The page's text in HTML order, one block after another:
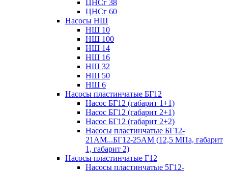
ЦНСг 38
ЦНСг 60
Насосы НШ
НШ 10
НШ 100
НШ 14
НШ 16
НШ 32
НШ 50
НШ 6
Насосы пластинчатые БГ12
Насос БГ12 (габарит 1+1)
Насос БГ12 (габарит 2+1)
Насос БГ12 (габарит 2+2)
Насосы пластинчатые БГ12-
21АМ...БГ12-25АМ (12,5 МПа, габарит
1, габарит 2)
Насосы пластинчатые Г12
Насосы пластинчатые 5Г12-